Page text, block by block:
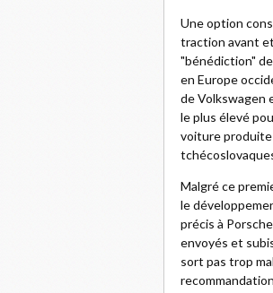
Une option
traction avant
"bénédiction"
en Europe
de Volkswagen
le plus élevé
voiture
Malgré ce
le
précis à
envoyés et
sort pas trop